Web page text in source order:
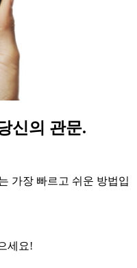
신의 관문.
가장 빠르고 쉬운 방법입
세요!